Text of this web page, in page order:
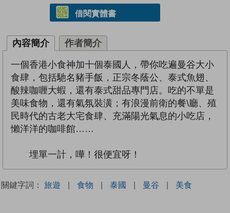
借閱實體書
內容簡介 作者簡介
一個香港小食神加十個泰國人，帶你吃遍曼谷大小
食肆，包括馳名豬手飯，正宗冬蔭公、泰式魚翅、
酸辣咖喱大蝦，還有泰式甜品專門店。吃的不單是
美味食物，還有氣氛裝潢；有浪漫前衛的餐\廳、殖
民時代的古老大宅食肆、充滿陽光氣息的小吃店，
懶洋洋的咖啡館……
埋單一計，嘩！很便宜呀！
關鍵字詞： 旅遊 | 食物 | 泰國 | 曼谷 | 美食